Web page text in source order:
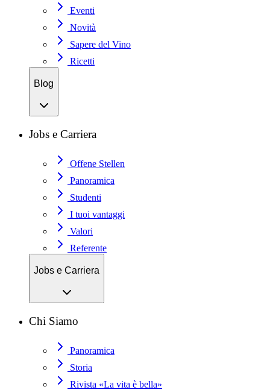
Eventi
Novità
Sapere del Vino
Ricetti
Blog
Jobs e Carriera
Offene Stellen
Panoramica
Studenti
I tuoi vantaggi
Valori
Referente
Jobs e Carriera
Chi Siamo
Panoramica
Storia
Rivista «La vita è bella»